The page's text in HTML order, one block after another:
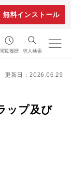
無料インストール
閲覧履歴 求人検索
更新日：2026.06.29
ップ及び